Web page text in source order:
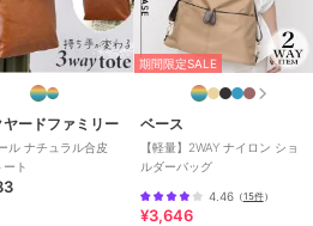
ヤードファミリー
ル ナチュラル合皮
ート
期間限定SALE
ベース
【軽量】2WAY ナイロン ショ
ルダーバッグ
4.46（15件）
¥3,646